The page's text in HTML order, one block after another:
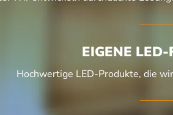
EIGENE LED-
Hochwertige LED-Produkte, die